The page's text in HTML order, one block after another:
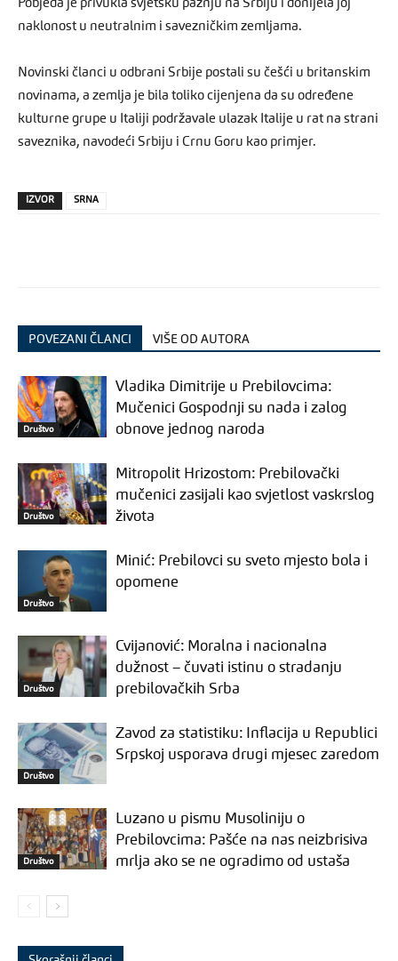
Pobjeda je privukla svjetsku pažnju na Srbiju i donijela joj
naklonost u neutralnim i savezničkim zemljama.
Novinski članci u odbrani Srbije postali su češći u britanskim
novinama, a zemlja je bila toliko cijenjena da su određene
kulturne grupe u Italiji podržavale ulazak Italije u rat na strani
saveznika, navodeći Srbiju i Crnu Goru kao primjer.
IZVOR SRNA
POVEZANI ČLANCI VIŠE OD AUTORA
Društvo
Vladika Dimitrije u Prebilovcima:
Mučenici Gospodnji su nada i zalog
obnove jednog naroda
Društvo
Mitropolit Hrizostom: Prebilovački
mučenici zasijali kao svjetlost vaskrslog
života
Društvo
Minić: Prebilovci su sveto mjesto bola i
opomene
Društvo
Cvijanović: Moralna i nacionalna
dužnost – čuvati istinu o stradanju
prebilovačkih Srba
Društvo
Zavod za statistiku: Inflacija u Republici
Srpskoj usporava drugi mjesec zaredom
Društvo
Luzano u pismu Musoliniju o
Prebilovcima: Pašće na nas neizbrisiva
mrlja ako se ne ogradimo od ustaša